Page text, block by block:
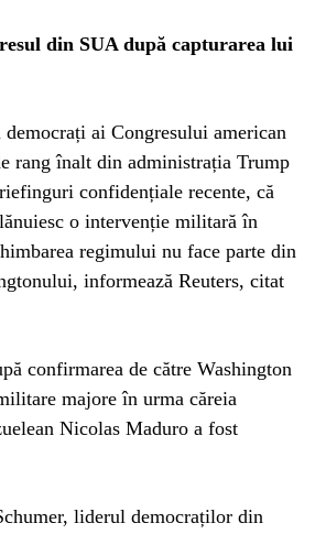
din SUA după capturarea lui
ai Congresului american
rang înalt din administrația Trump
confidențiale recente, că
o intervenție militară în
regimului nu face parte din
informează Reuters, citat
confirmarea de către Washington
majore în urma căreia
Nicolas Maduro a fost
liderul democraților din